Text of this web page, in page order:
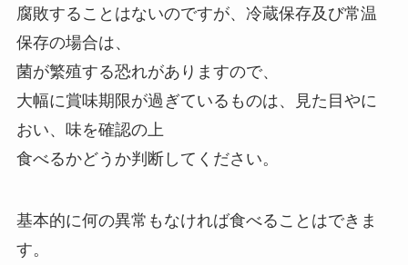
腐敗することはないのですが、冷蔵保存及び常温
保存の場合は、
菌が繁殖する恐れがありますので、
大幅に賞味期限が過ぎているものは、見た目やに
おい、味を確認の上
食べるかどうか判断してください。
基本的に何の異常もなければ食べることはできま
す。